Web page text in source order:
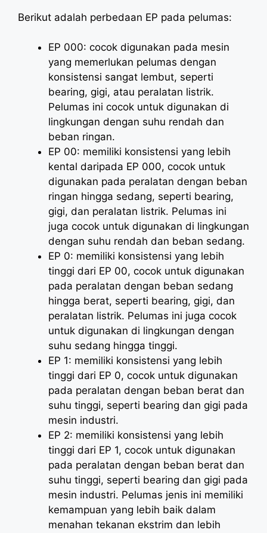
Berikut adalah perbedaan EP pada pelumas:
EP 000: cocok digunakan pada mesin
yang memerlukan pelumas dengan
konsistensi sangat lembut, seperti
bearing, gigi, atau peralatan listrik.
Pelumas ini cocok untuk digunakan di
lingkungan dengan suhu rendah dan
beban ringan.
EP 00: memiliki konsistensi yang lebih
kental daripada EP 000, cocok untuk
digunakan pada peralatan dengan beban
ringan hingga sedang, seperti bearing,
gigi, dan peralatan listrik. Pelumas ini
juga cocok untuk digunakan di lingkungan
dengan suhu rendah dan beban sedang.
EP 0: memiliki konsistensi yang lebih
tinggi dari EP 00, cocok untuk digunakan
pada peralatan dengan beban sedang
hingga berat, seperti bearing, gigi, dan
peralatan listrik. Pelumas ini juga cocok
untuk digunakan di lingkungan dengan
suhu sedang hingga tinggi.
EP 1: memiliki konsistensi yang lebih
tinggi dari EP 0, cocok untuk digunakan
pada peralatan dengan beban berat dan
suhu tinggi, seperti bearing dan gigi pada
mesin industri.
EP 2: memiliki konsistensi yang lebih
tinggi dari EP 1, cocok untuk digunakan
pada peralatan dengan beban berat dan
suhu tinggi, seperti bearing dan gigi pada
mesin industri. Pelumas jenis ini memiliki
kemampuan yang lebih baik dalam
menahan tekanan ekstrim dan lebih